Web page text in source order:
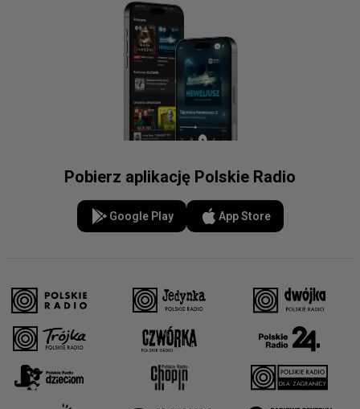
Pobierz aplikację Polskie Radio
Google Play App Store